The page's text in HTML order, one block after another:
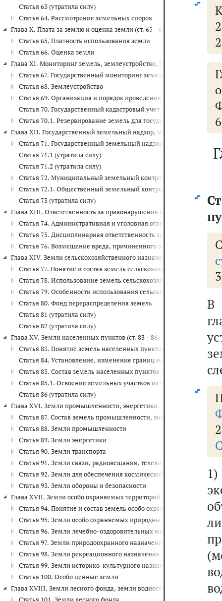
Статья 63 (утратила силу)
Статья 64. Рассмотрение земельных споров
Глава X. Плата за землю и оценка земли (ст. 65 - 66)
Статья 65. Платность использования земли
Статья 66. Оценка земли
Глава XI. Мониторинг земель, землеустройство, государственный
Статья 67. Государственный мониторинг земель
Статья 68. Землеустройство
Статья 69. Организация и порядок проведения землеустройства
Статья 70. Государственный кадастровый учет земельных
Статья 70.1. Резервирование земель для государственных или
Глава XII. Государственный земельный надзор, муниципальный
Статья 71. Государственный земельный надзор
Статья 71.1 (утратила силу)
Статья 71.2 (утратила силу)
Статья 72. Муниципальный земельный контроль
Статья 72.1. Общественный земельный контроль
Статья 73 (утратила силу)
Глава XIII. Ответственность за правонарушения в области охраны и
Статья 74. Административная и уголовная ответственность за
Статья 75. Дисциплинарная ответственность за земельные
Статья 76. Возмещение вреда, причиненного земельными
Глава XIV. Земли сельскохозяйственного назначения (ст. 77 - 82)
Статья 77. Понятие и состав земель сельскохозяйственного
Статья 78. Использование земель сельскохозяйственного
Статья 79. Особенности использования сельскохозяйственных
Статья 80. Фонд перераспределения земель
Статья 81 (утратила силу)
Статья 82 (утратила силу)
Глава XV. Земли населенных пунктов (ст. 83 - 86)
Статья 83. Понятие земель населенных пунктов и понятие
Статья 84. Установление, изменение границ населенных пунктов
Статья 85. Состав земель населенных пунктов и зонирование
Статья 85.1. Освоение земельных участков из состава земель
Статья 86 (утратила силу)
Глава XVI. Земли промышленности, энергетики, транспорта,
Статья 87. Состав земель промышленности, энергетики,
Статья 88. Земли промышленности
Статья 89. Земли энергетики
Статья 90. Земли транспорта
Статья 91. Земли связи, радиовещания, телевидения,
Статья 92. Земли для обеспечения космической деятельности
Статья 93. Земли обороны и безопасности
Глава XVII. Земли особо охраняемых территорий и объектов (ст. 94 -
Статья 94. Понятие и состав земель особо охраняемых территорий
Статья 95. Земли особо охраняемых природных территорий
Статья 96. Земли лечебно-оздоровительных местностей и
Статья 97. Земли природоохранного назначения
Статья 98. Земли рекреационного назначения
Статья 99. Земли историко-культурного назначения
Статья 100. Особо ценные земли
Глава XVIII. Земли лесного фонда, земли водного фонда и земли
В